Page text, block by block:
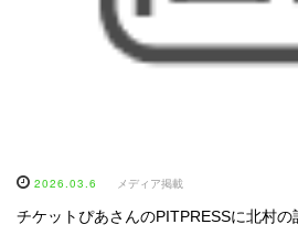
2026.03.6 メディア掲載
チケットぴあさんのPITPRESSに北村